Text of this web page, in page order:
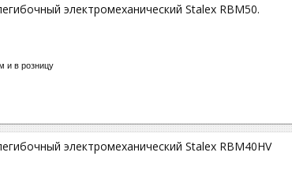
электромеханический Stalex RBM50.
и в розницу
электромеханический Stalex RBM40HV